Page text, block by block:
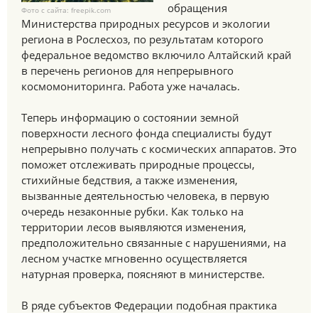
Фото с сайта: freepik.com
обращения
Министерства природных ресурсов и экологии
региона в Рослесхоз, по результатам которого
федеральное ведомство включило Алтайский край
в перечень регионов для непрерывного
космомониторинга. Работа уже началась.
Теперь информацию о состоянии земной
поверхности лесного фонда специалисты будут
непрерывно получать с космических аппаратов. Это
поможет отслеживать природные процессы,
стихийные бедствия, а также изменения,
вызванные деятельностью человека, в первую
очередь незаконные рубки. Как только на
территории лесов выявляются изменения,
предположительно связанные с нарушениями, на
лесном участке мгновенно осуществляется
натурная проверка, поясняют в министерстве.
В ряде субъектов Федерации подобная практика